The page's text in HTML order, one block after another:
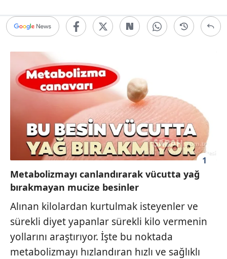
1
Metabolizmayı canlandırarak vücutta yağ
bırakmayan mucize besinler
Alınan kilolardan kurtulmak isteyenler ve
sürekli diyet yapanlar sürekli kilo vermenin
yollarını araştırıyor. İşte bu noktada
metabolizmayı hızlandıran hızlı ve sağlıklı